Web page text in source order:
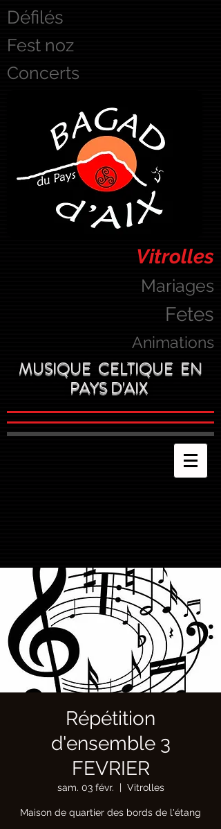
Défilés
Fest noz
Concerts
Vitrolles
Mariages
Fetes
Animations
MUSIQUE CELTIQUE EN
PAYS D'AIX
Répétition
d'ensemble 3
FEVRIER
sam. 03 févr.
  |
Vitrolles
Maison de quartier des bords de l'étang